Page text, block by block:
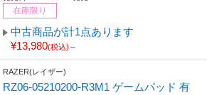
在庫限り
中古商品が計1点あります
¥13,980(税込)～
RAZER(レイザー)
RZ06-05210200-R3M1 ゲームパッド 有